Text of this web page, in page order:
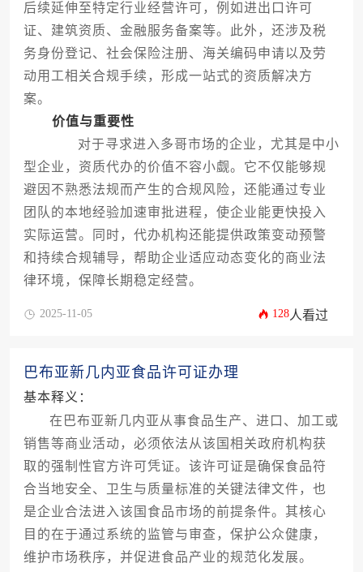
后续延伸至特定行业经营许可，例如进出口许可
证、建筑资质、金融服务备案等。此外，还涉及税
务身份登记、社会保险注册、海关编码申请以及劳
动用工相关合规手续，形成一站式的资质解决方
案。
价值与重要性
对于寻求进入多哥市场的企业，尤其是中小
型企业，资质代办的价值不容小觑。它不仅能够规
避因不熟悉法规而产生的合规风险，还能通过专业
团队的本地经验加速审批进程，使企业能更快投入
实际运营。同时，代办机构还能提供政策变动预警
和持续合规辅导，帮助企业适应动态变化的商业法
律环境，保障长期稳定经营。
2025-11-05 128人看过
巴布亚新几内亚食品许可证办理
基本释义：
在巴布亚新几内亚从事食品生产、进口、加工或
销售等商业活动，必须依法从该国相关政府机构获
取的强制性官方许可凭证。该许可证是确保食品符
合当地安全、卫生与质量标准的关键法律文件，也
是企业合法进入该国食品市场的前提条件。其核心
目的在于通过系统的监管与审查，保护公众健康，
维护市场秩序，并促进食品产业的规范化发展。